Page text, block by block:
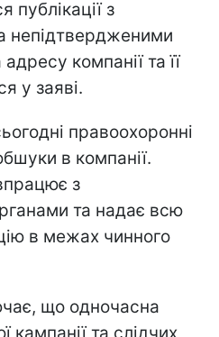
публікації з
непідтвердженими
компанії та її
у заяві.
правоохоронні
в компанії.
з
та надає всю
в межах чинного
що одночасна
кампанії та слідчих